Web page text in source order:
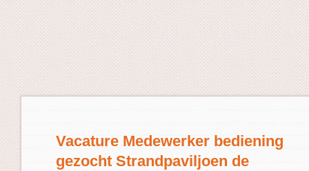
Vacature Medewerker bediening
gezocht Strandpaviljoen de